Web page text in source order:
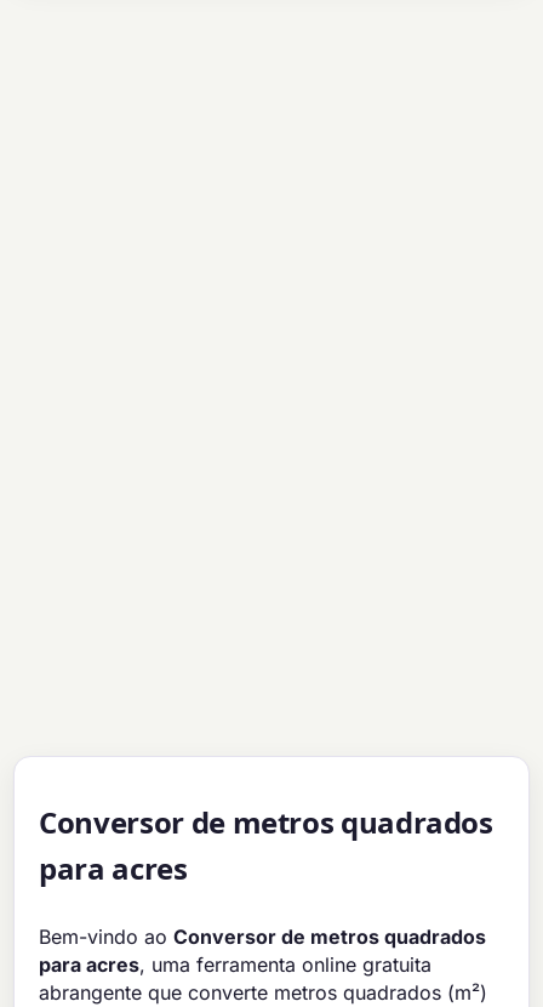
Conversor de metros quadrados
para acres
Bem-vindo aoConversor de metros quadrados
para acres, uma ferramenta online gratuita
abrangente que converte metros quadrados (m²)